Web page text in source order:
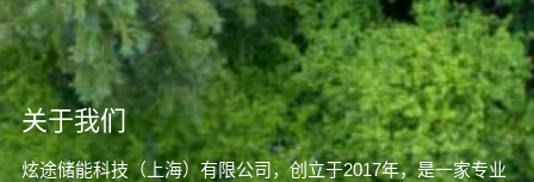
关于我们
炫途储能科技（上海）有限公司，创立于2017年，是一家专业